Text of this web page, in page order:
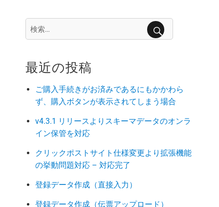
検
索:
最近の投稿
ご購入手続きがお済みであるにもかかわら
ず、購入ボタンが表示されてしまう場合
v4.3.1 リリースよりスキーマデータのオンラ
イン保管を対応
クリックポストサイト仕様変更より拡張機能
の挙動問題対応 – 対応完了
登録データ作成（直接入力）
登録データ作成（伝票アップロード）